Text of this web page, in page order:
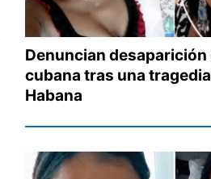
Denuncian desaparición
cubana tras una
Habana